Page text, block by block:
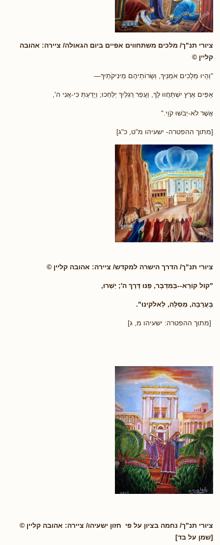
ציורי תנ"ך/ מלכים משתחווים אפיים ביום הגאולה/ ציירה: אהובה
קליין ©
"וְהָיוּ מְלָכִים אֹמְנַיִךְ, וְשָׂרוֹתֵיהֶם מֵינִיקֹתַיִךְ—
אַפַּיִם אֶרֶץ יִשְׁתַּחֲווּ לָךְ, וַעֲפַר רַגְלַיִךְ יְלַחֵכוּ; וְיָדַעַתְּ כִּי-אֲנִי ה',
אֲשֶׁר לֹא-יֵבֹשׁוּ קֹוָי."
[מתוך ההפטרה- ישעיהו מ"ט, כ"ג]
ציורי תנ"ך/ הדרך הישרה למקדש/ ציירה: אהובה קליין ©
"קוֹל קוֹרֵא--בַּמִּדְבָּר, פַּנּוּ דֶּרֶךְ ה'; יַשְּׁרוּ,
בָּעֲרָבָה, מְסִלָּה, לֵאלֹקינוּ".
[מתוך ההפטרה: ישעיהו מ, ג]
ציורי תנ"ך/ נחמה בציון על פי חזון ישעיהו/ ציירה: אהובה קליין ©
[שמן על בד]